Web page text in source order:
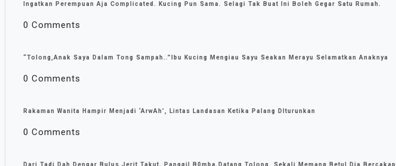
Ingatkan Perempuan Aja Complicated. Kucing Pun Sama. Selagi Tak Buat Ini Boleh Gegar Satu Rumah.
0 Comments
“Tolong,Anak Saya Dalam Tong Sampah..”Ibu Kucing Mengiau Sayu Seakan Merayu Selamatkan Anaknya
0 Comments
Rakaman Wanita Hampir Menjadi ‘ArwAh’, Lintas Landasan Ketika Palang DIturunkan
0 Comments
Dari Tadi Dah Dengar Bulus Jerit Takut. Panggil B0mba Datang Tolong, Sekali Memang Betul Dia Bercakap.